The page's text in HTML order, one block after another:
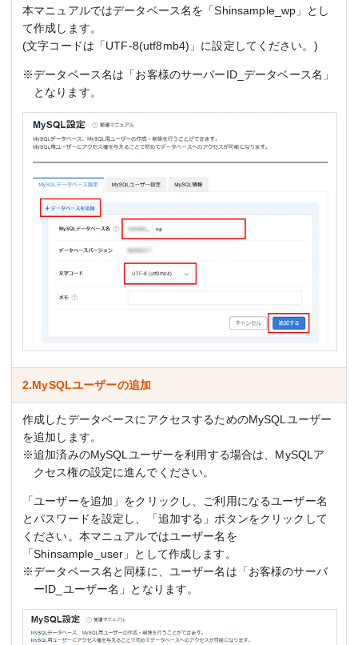
本マニュアルではデータベース名を「Shinsample_wp」とし
て作成します。
(文字コードは「UTF-8(utf8mb4)」に設定してください。)
※データベース名は「お客様のサーバーID_データベース名」
となります。
2.MySQLユーザーの追加
作成したデータベースにアクセスするためのMySQLユーザー
を追加します。
※追加済みのMySQLユーザーを利用する場合は、MySQLア
クセス権の設定に進んでください。
「ユーザーを追加」をクリックし、ご利用になるユーザー名
とパスワードを設定し、「追加する」ボタンをクリックして
ください。本マニュアルではユーザー名を
「Shinsample_user」として作成します。
※データベース名と同様に、ユーザー名は「お客様のサーバ
ーID_ユーザー名」となります。